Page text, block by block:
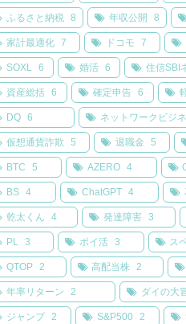
ふるさと納税 8 年収公開 8
家計最適化 7 ドコモ 7
SOXL 6 婚活 6 住信SBI
資産総括 6 確定申告 6
DQ 6 ネットワークビジ
仮想通貨詐欺 5 退職金 5
BTC 5 AZERO 4
BS 4 ChatGPT 4
乾太くん 4 発達障害 3
PL 3 ポイ活 3 ス
QTOP 2 高配当株 2
年率リターン 2 ダイの大
ジャンプ 2 S&P500 2